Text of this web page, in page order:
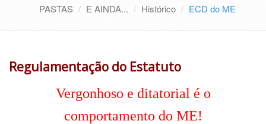
PASTAS E AINDA... Histórico ECD do ME
Regulamentação do Estatuto
Vergonhoso e ditatorial é o
comportamento do ME!